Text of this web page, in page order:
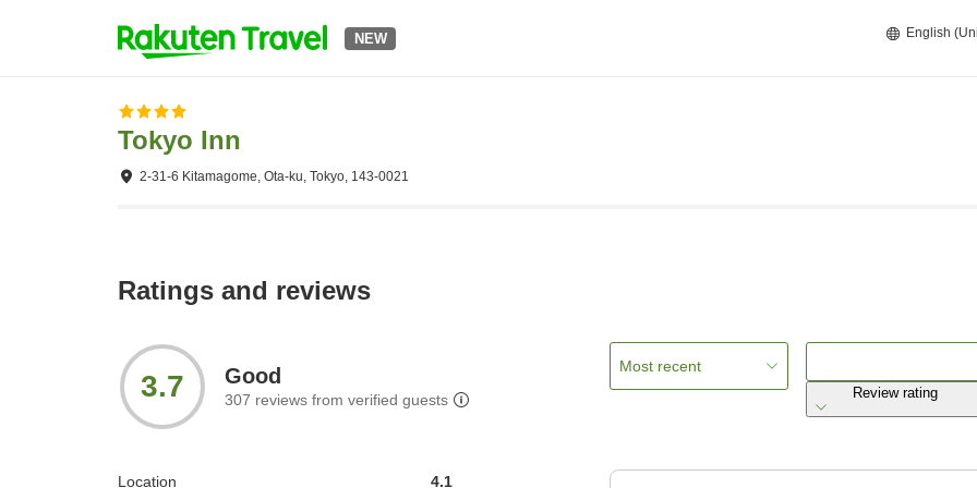
NEW English
Tokyo Inn
2-31-6 Kitamagome, Ota-ku, Tokyo, 143-0021
Ratings and reviews
3.7 Good
307 reviews from verified guests
Location 4.1
Most recent
Review rating